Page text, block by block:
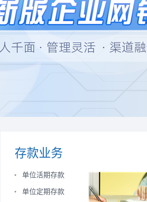
存款业务
单位活期存款
单位定期存款